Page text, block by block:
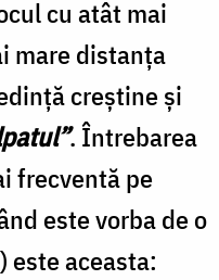
cu atât mai
mare distanţa
creştine şi
. Întrebarea
frecventă pe
este vorba de o
este aceasta: